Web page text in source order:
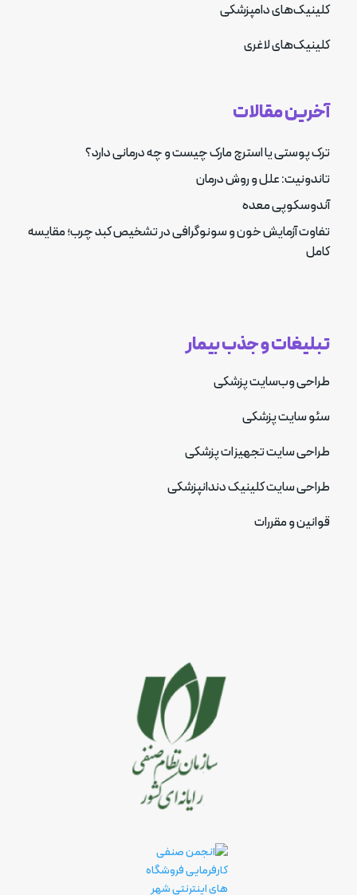
تبلیغات و جذب بیمار
طراحی وب‌سایت پزشکی
سئو سایت پزشکی
طراحی سایت تجهیزات پزشکی
طراحی سایت کلینیک دندانپزشکی
قوانین و مقررات
آخرین مقالات
ترک پوستی یا استرچ مارک چیست و چه درمانی دارد؟
تاندونیت: علل و روش درمان
آندوسکوپی معده
تفاوت آزمایش خون و سونوگرافی در تشخیص کبد چرب؛ مقایسه
کامل
کلینیک‌های دامپزشکی
کلینیک‌های لاغری